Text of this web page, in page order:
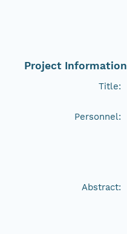
Project Information
Title:
Personnel:
Abstract: